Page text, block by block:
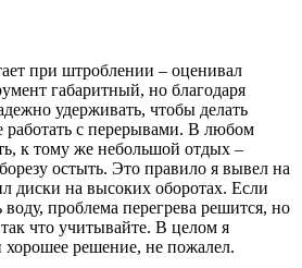
при штроблении – оценивал
габаритный, но благодаря
удерживать, чтобы делать
с перерывами. В любом
к тому же небольшой отдых –
остыть. Это правило я вывел на
диски на высоких оборотах. Если
проблема перегрева решится, но
что учитывайте. В целом я
хорошее решение, не пожалел.